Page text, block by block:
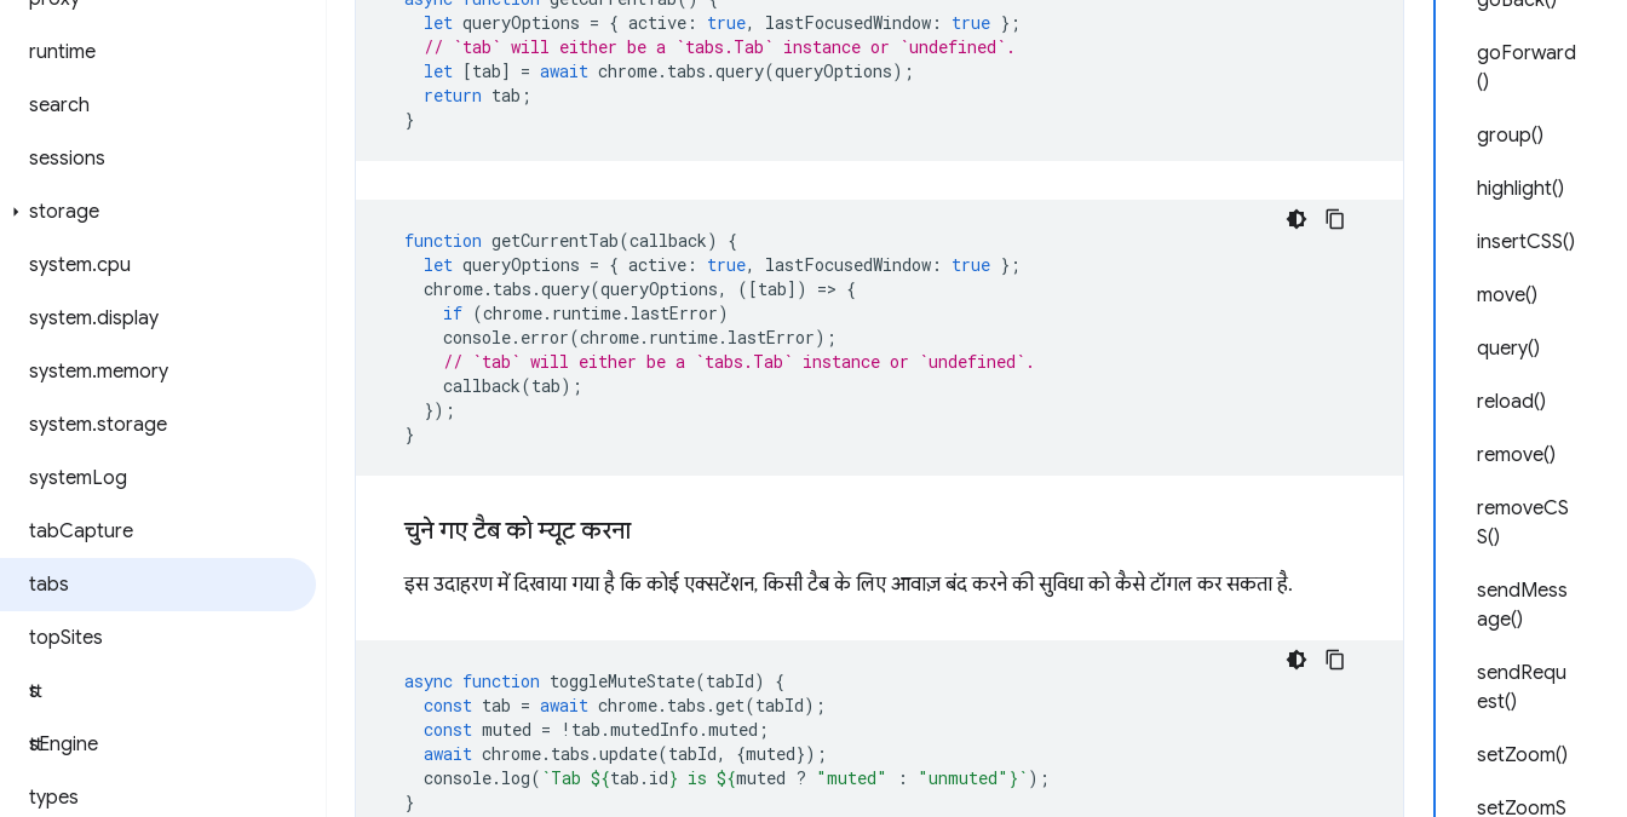
runtime
search
sessions
storage
system.cpu
system.display
system.memory
system.storage
systemLog
tabCapture
tabs
topSites
tts
ttsEngine
types
goForward
()
group()
highlight()
insertCSS()
move()
query()
reload()
remove()
removeCS
S()
sendMess
age()
sendRequ
est()
setZoom()
setZoomS
let queryOptions = { active : true, lastFocusedWindow : true };
// `tab` will either be a `tabs.Tab` instance or `undefined`.
let [tab] = await chrome. tabs .query(queryOptions);
return tab ;
}
function getCurrentTab(callback)
{
let queryOptions = { active : true, lastFocusedWindow : true };
chrome. tabs .query(queryOptions, ([tab]) => {
if (chrome. runtime. lastError)
console. error(chrome. runtime. lastError);
// `tab` will either be a `tabs.Tab` instance or `undefined`.
callback(tab);
});
}
चुने गए टैब को म्यूट करना
इस उदाहरण में दिखाया गया है कि कोई एक्सटेंशन, किसी टैब के लिए आवाज़ बंद करने की सुविधा को कैसे टॉगल कर सकता है.
async function toggleMuteState(tabId)
{
const tab = await chrome. tabs .get(tabId);
const muted = ! tab .mutedInfo .muted ;
await chrome. tabs .update(tabId, {muted});
console. log( `Tab ${tab . id} is ${muted ? "muted" : "unmuted" } ` );
}